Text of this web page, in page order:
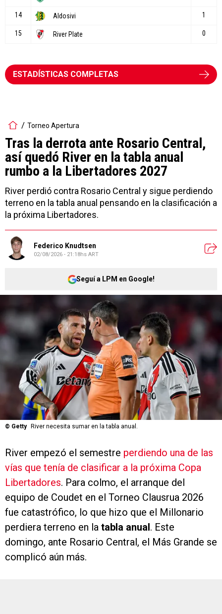
ESTADÍSTICAS COMPLETAS
Torneo Apertura
Tras la derrota ante Rosario Central,
así quedó River en la tabla anual
rumbo a la Libertadores 2027
River perdió contra Rosario Central y sigue perdiendo
terreno en la tabla anual pensando en la clasificación a
la próxima Libertadores.
Federico Knudtsen
02/08/2026 - 21:18hs ART
Seguí a LPM en Google!
© Getty River necesita sumar en la tabla anual.
River empezó el semestre perdiendo una de las
vías que tenía de clasificar a la próxima Copa
Libertadores. Para colmo, el arranque del
equipo de Coudet en el Torneo Clausrua 2026
fue catastrófico, lo que hizo que el Millonario
perdiera terreno en la tabla anual. Este
domingo, ante Rosario Central, el Más Grande se
complicó aún más.